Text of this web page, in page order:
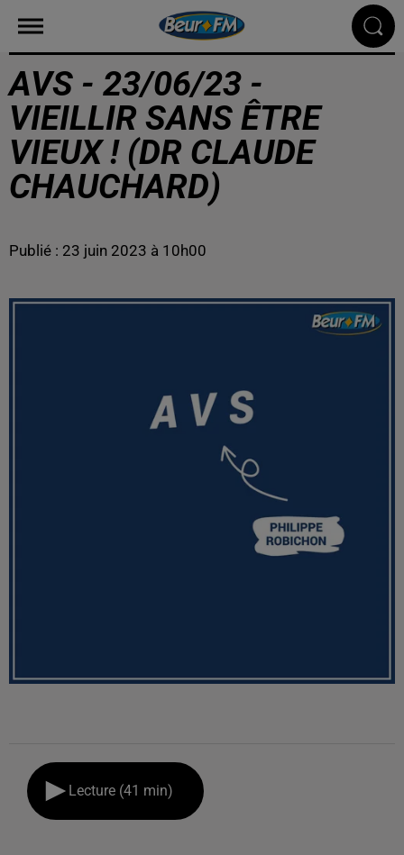
AVS - 23/06/23 -
VIEILLIR SANS ÊTRE
VIEUX ! (DR CLAUDE
CHAUCHARD)
Publié : 23 juin 2023 à 10h00
Lecture (41 min)